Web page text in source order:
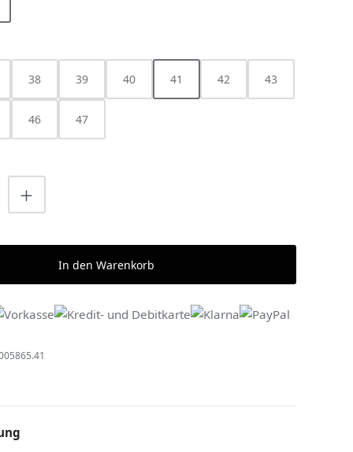
38 39 40 41 42 43
46 47
Gib den gewünschten Wert ein
In den Warenkorb